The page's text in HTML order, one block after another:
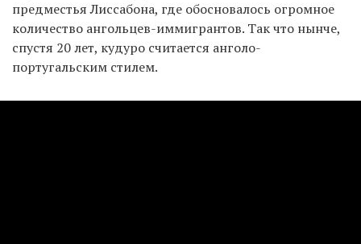
предместья Лиссабона, где обосновалось огромное
количество ангольцев-иммигрантов. Так что нынче,
спустя 20 лет, кудуро считается анголо-
португальским стилем.